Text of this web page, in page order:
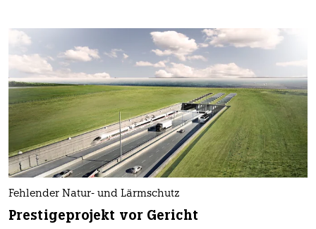
Fehlender Natur- und Lärmschutz
Prestigeprojekt vor Gericht